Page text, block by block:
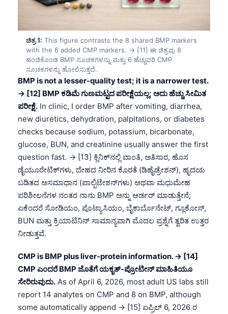
ಚಿತ್ರ 1: This figure contrasts the 8 shared BMP markers
with the 6 added CMP markers. → [11] ಈ ಚಿತ್ರವು 8
ಹಂಚಿಕೊಂಡ BMP ಸೂಚಕಗಳನ್ನು ಮತ್ತು 6 ಹೆಚ್ಚುವರಿ CMP
ಸೂಚಕಗಳನ್ನು ಹೋಲಿಸುತ್ತದೆ.
BMP is not a lesser-quality test; it is a narrower test.
→ [12] BMP ಕಡಿಮೆ ಗುಣಮಟ್ಟದ ಪರೀಕ್ಷೆಯಲ್ಲ; ಅದು ಹೆಚ್ಚು ಸೀಮಿತ
ಪರೀಕ್ಷೆ. In clinic, I order BMP after vomiting, diarrhea,
new diuretics, dehydration, palpitations, or diabetes
checks because sodium, potassium, bicarbonate,
glucose, BUN, and creatinine usually answer the first
question fast. → [13] ಕ್ಲಿನಿಕ್‌ನಲ್ಲಿ ವಾಂತಿ, ಅತಿಸಾರ, ಹೊಸ
ಡೈಯೂರೇಟಿಕ್‌ಗಳು, ದೇಹದ ನೀರಿನ ಕೊರತೆ (ಡಿಹೈಡ್ರೇಶನ್), ಹೃದಯ
ಬಡಿತದ ಅಸಮಾಧಾನ (ಪಾಲ್ಪಿಟೇಶನ್‌ಗಳು) ಅಥವಾ ಮಧುಮೇಹ
ಪರಿಶೀಲನೆಗಳ ನಂತರ ನಾನು BMP ಅನ್ನು ಆರ್ಡರ್ ಮಾಡುತ್ತೇನೆ;
ಏಕೆಂದರೆ ಸೋಡಿಯಂ, ಪೊಟ್ಯಾಸಿಯಂ, ಬೈಕಾರ್ಬೊನೇಟ್, ಗ್ಲೂಕೋಸ್,
BUN ಮತ್ತು ಕ್ರಿಯಾಟಿನಿನ್ ಸಾಮಾನ್ಯವಾಗಿ ಮೊದಲ ಪ್ರಶ್ನೆಗೆ ತ್ವರಿತ ಉತ್ತರ
ನೀಡುತ್ತವೆ.
CMP is BMP plus liver-protein information. → [14]
CMP ಎಂದರೆ BMP ಜೊತೆಗೆ ಯಕೃತ್-ಪ್ರೋಟೀನ್ ಮಾಹಿತಿಯೂ
ಸೇರಿರುವುದು. As of April 6, 2026, most adult US labs still
report 14 analytes on CMP and 8 on BMP, although
some automatically append → [15] ಏಪ್ರಿಲ್ 6, 2026 ರ